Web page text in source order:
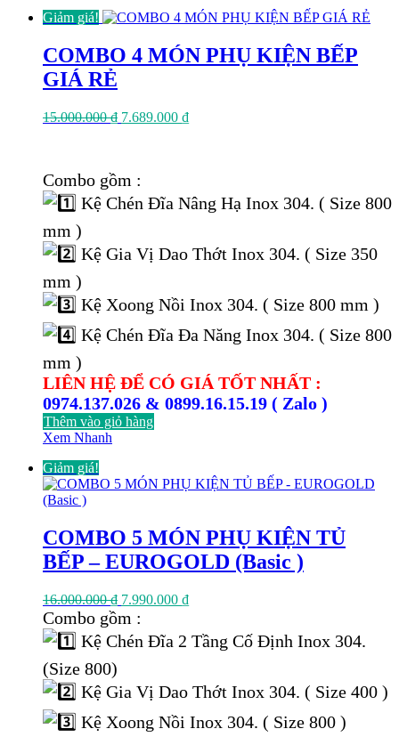
Giảm giá!
COMBO 4 MÓN PHỤ KIỆN BẾP
GIÁ RẺ
15.000.000₫ Giá
7.689.000 ₫Giá
Combo gồm :
Kệ Chén Đĩa Nâng Hạ Inox 304. ( Size 800
mm )
Kệ Gia Vị Dao Thớt Inox 304. ( Size 350
mm )
Kệ Xoong Nồi Inox 304. ( Size 800 mm )
Kệ Chén Đĩa Đa Năng Inox 304. ( Size 800
mm )
LIÊN HỆ ĐỂ CÓ GIÁ TỐT NHẤT :
0974.137.026 & 0899.16.15.19 ( Zalo )
Thêm vào giỏ hàng
Xem Nhanh
Giảm giá!
COMBO 5 MÓN PHỤ KIỆN TỦ
BẾP – EUROGOLD (Basic )
16.000.000₫ Giá
gốc
16.000.000 ₫.
7.990.000 ₫Giá
là:
Combo gồm :
Kệ Chén Đĩa 2 Tầng Cố Định Inox 304.
(Size 800)
Kệ Gia Vị Dao Thớt Inox 304. ( Size 400 )
Kệ Xoong Nồi Inox 304. ( Size 800 )